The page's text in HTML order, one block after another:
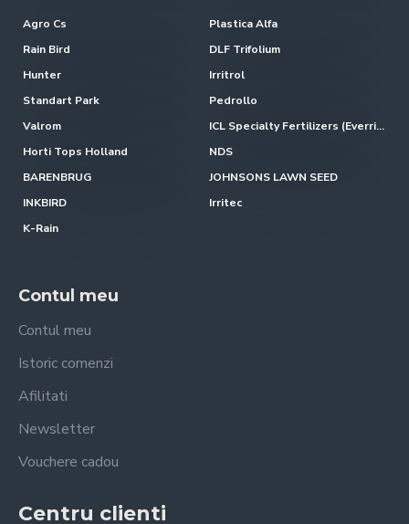
Agro Cs
Plastica Alfa
Rain Bird
DLF Trifolium
Hunter
Irritrol
Standart Park
Pedrollo
Valrom
ICL Specialty Fertilizers (Everris-Scotts)
Horti Tops Holland
NDS
BARENBRUG
JOHNSONS LAWN SEED
INKBIRD
Irritec
K-Rain
Contul meu
Contul meu
Istoric comenzi
Afilitati
Newsletter
Vouchere cadou
Centru clienti